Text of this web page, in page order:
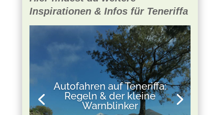
Inspirationen & Infos für Teneriffa
Autofahren auf Teneriffa:
Regeln & der kleine
Warnblinker